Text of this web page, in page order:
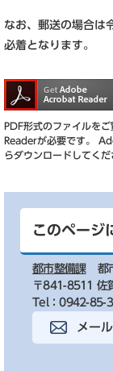
なお、郵送の場合は
必着となります。
PDF形式のファイルを
Readerが必要です。
らダウンロードしてくだ
このページ
都市整備課
都
〒841-8511 佐
Tel：0942-85-
メー